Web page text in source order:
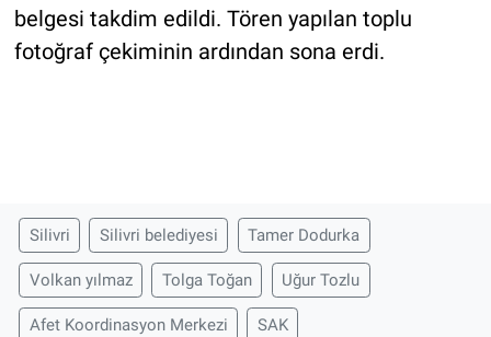
belgesi takdim edildi. Tören yapılan toplu
fotoğraf çekiminin ardından sona erdi.
Silivri Silivri belediyesi Tamer Dodurka
Volkan yılmaz Tolga Toğan Uğur Tozlu
Afet Koordinasyon Merkezi SAK